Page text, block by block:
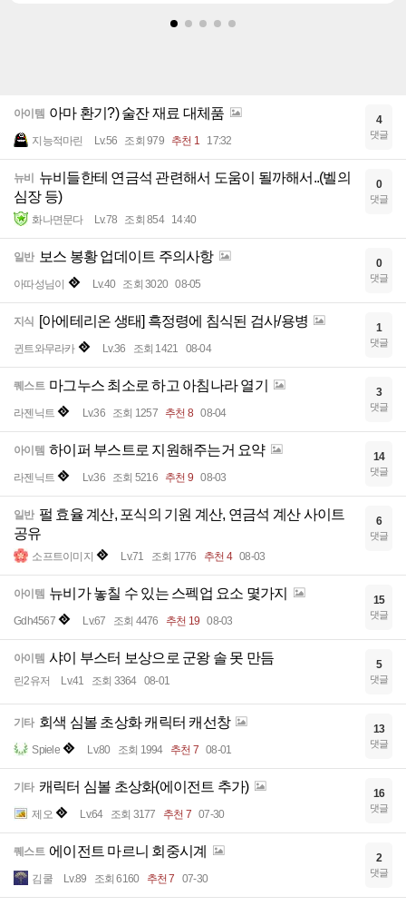
아이템 아마 환기?) 술잔 재료 대체품
지능적마린 Lv.56 조회 979 추천 1 17:32
4
댓글
뉴비
뉴비들한테 연금석 관련해서 도움이 될까해서..(벨의
심장 등)
화나면문다 Lv.78 조회 854 14:40
0
댓글
일반 보스 봉황 업데이트 주의사항
아따성님이 Lv.40 조회 3020 08-05
0
댓글
지식 [아에테리온 생태] 흑정령에 침식된 검사/용병
귄트와무라카 Lv.36 조회 1421 08-04
1
댓글
퀘스트 마그누스 최소로 하고 아침나라 열기
라젠닉트 Lv.36 조회 1257 추천 8 08-04
3
댓글
아이템 하이퍼 부스트로 지원해주는거 요약
라젠닉트 Lv.36 조회 5216 추천 9 08-03
14
댓글
일반 펄 효율 계산, 포식의 기원 계산, 연금석 계산 사이트
공유
소프트이미지 Lv.71 조회 1776 추천 4 08-03
6
댓글
아이템 뉴비가 놓칠 수 있는 스펙업 요소 몇가지
Gdh4567 Lv.67 조회 4476 추천 19 08-03
15
댓글
아이템 샤이 부스터 보상으로 군왕 솔 못 만듬
린2유저 Lv.41 조회 3364 08-01
5
댓글
기타 회색 심볼 초상화 캐릭터 캐선창
Spiele Lv.80 조회 1994 추천 7 08-01
13
댓글
기타 캐릭터 심볼 초상화(에이전트 추가)
제오 Lv.64 조회 3177 추천 7 07-30
16
댓글
퀘스트 에이전트 마르니 회중시계
김쿨 Lv.89 조회 6160 추천 7 07-30
2
댓글